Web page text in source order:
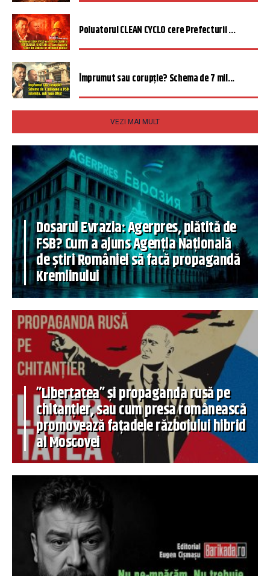
Poluatorul CLEAN CYCLO cere Prefecturii ...
Împrumut sau corupție? Schema de 7 mil...
VEZI MAI MULT
Dosarul Evrazia: Agerpres, plătită de
FSB? Cum a ajuns Agenția Națională
de știri României să facă propagandă
Kremlinului
”Libertatea” și propaganda rusă pe
chitanțier, sau cum presa românească
promovează fațadele războiului hibrid
al Moscovei